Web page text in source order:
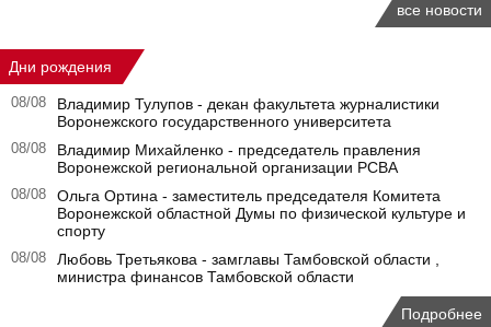
все новости
Дни рождения
08/08
Владимир Тулупов - декан факультета журналистики
Воронежского государственного университета
08/08
Владимир Михайленко - председатель правления
Воронежской региональной организации РСВА
08/08
Ольга Ортина - заместитель председателя Комитета
Воронежской областной Думы по физической культуре и
спорту
08/08
Любовь Третьякова - замглавы Тамбовской области ,
министра финансов Тамбовской области
Подробнее